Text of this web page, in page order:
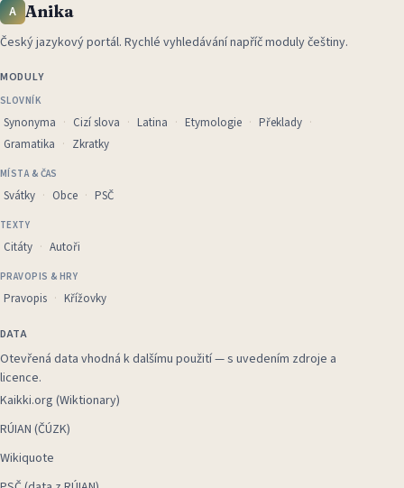
A Anika
Český jazykový portál. Rychlé vyhledávání napříč moduly češtiny.
MODULY
SLOVNÍK
Synonyma Cizí slova Latina Etymologie
Překlady
Gramatika
Zkratky
MÍSTA & ČAS
Svátky Obce PSČ
TEXTY
Citáty Autoři
PRAVOPIS & HRY
Pravopis Křížovky
DATA
Otevřená data vhodná k dalšímu použití — s uvedením zdroje a
licence.
Kaikki.org (Wiktionary)
RÚIAN (ČÚZK)
Wikiquote